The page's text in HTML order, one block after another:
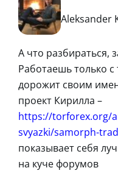
Aleksander
А что разбираться,
Работаешь только
дорожит своим
проект Кирилла –
https://torforex.org/
svyazki/samorph-
показывает себя
на куче форумов